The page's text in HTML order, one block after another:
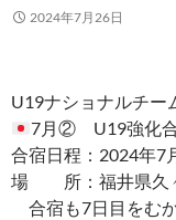
2024年7月26日
U19ナショナルチー
7月② U19強化
合宿日程：2024年7
場 所：福井県久
合宿も7日目をむ